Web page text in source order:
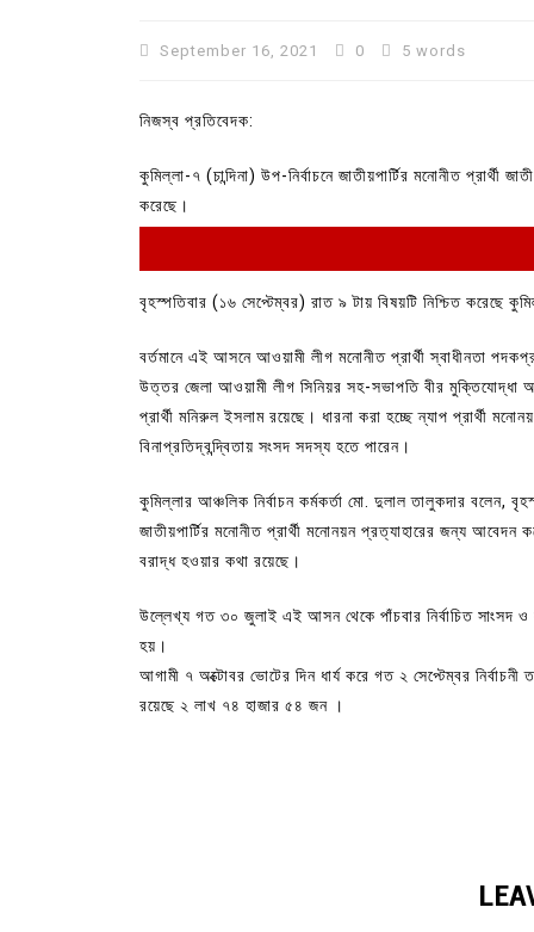
September 16, 2021 0 5 words
নিজস্ব প্রতিবেদক:
কুমিল্লা-৭ (চান্দিনা) উপ-নির্বাচনে জাতীয়পার্টির মনোনীত
করেছে।
বৃহস্পতিবার (১৬ সেপ্টেম্বর) রাত ৯ টায় বিষয়টি নিশ্চিত করেছে
বর্তমানে এই আসনে আওয়ামী লীগ মনোনীত প্রার্থী স্বাধীনতা
উত্তর জেলা আওয়ামী লীগ সিনিয়র সহ-সভাপতি বীর মুক্তিযোদ্ধা
প্রার্থী মনিরুল ইসলাম রয়েছে। ধারনা করা হচ্ছে ন্যাপ প্রার্থী
বিনাপ্রতিদ্বন্দ্বিতায় সংসদ সদস্য হতে পারেন।
কুমিল্লার আঞ্চলিক নির্বাচন কর্মকর্তা মো. দুলাল তালুকদার বলেন,
জাতীয়পার্টির মনোনীত প্রার্থী মনোনয়ন প্রত্যাহারের জন্য আবেদন
বরাদ্ধ হওয়ার কথা রয়েছে।
উল্লেখ্য গত ৩০ জুলাই এই আসন থেকে পাঁচবার নির্বাচিত
হয়।
আগামী ৭ অক্টোবর ভোটের দিন ধার্য করে গত ২ সেপ্টেম্বর
রয়েছে ২ লাখ ৭৪ হাজার ৫৪ জন ।
In Uncategorized
কুমিল্লা প্রেস ক্লাবের নির্বাচন
পদের জন্য ৩৩ জন প্রার্থী ভোটযুদ্ধে